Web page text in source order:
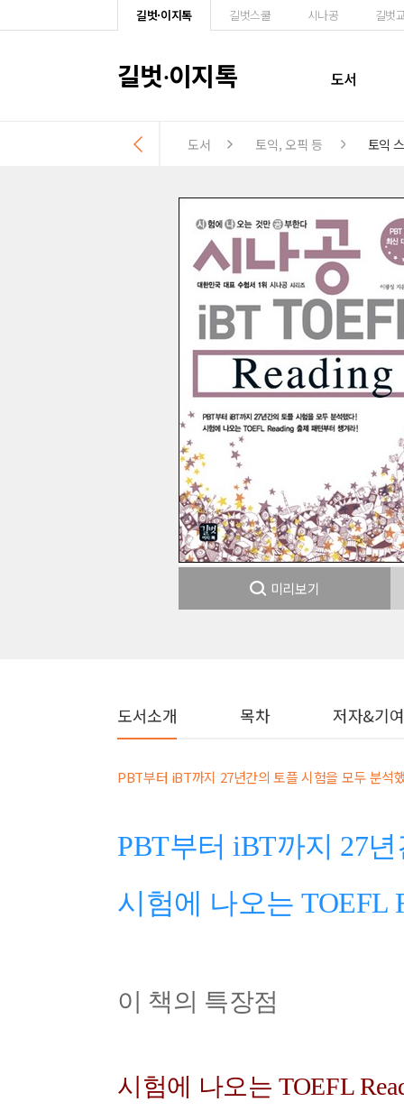
길벗·이지톡 길벗스쿨 시나공 길벗
길벗·이지톡 도서
도서 토익, 오픽 등 토익
미리보기
도서소개 목차 저자&기
PBT부터 iBT까지 27년간의 토플 시험을 모두 분석
PBT부터 iBT까지 27
시험에 나오는 TOEFL
이 책의 특장점
시험에 나오는 TOEFL